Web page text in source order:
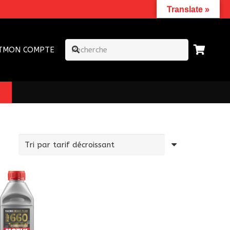
MON COMPTE
Translate »